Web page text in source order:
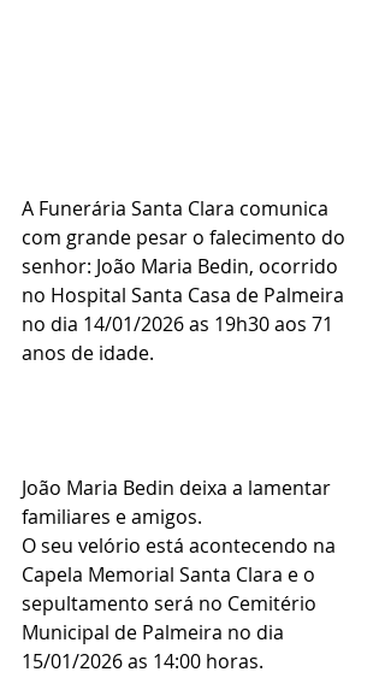
A Funerária Santa Clara comunica
com grande pesar o falecimento do
senhor: João Maria Bedin, ocorrido
no Hospital Santa Casa de Palmeira
no dia 14/01/2026 as 19h30 aos 71
anos de idade.
João Maria Bedin deixa a lamentar
familiares e amigos.
O seu velório está acontecendo na
Capela Memorial Santa Clara e o
sepultamento será no Cemitério
Municipal de Palmeira no dia
15/01/2026 as 14:00 horas.